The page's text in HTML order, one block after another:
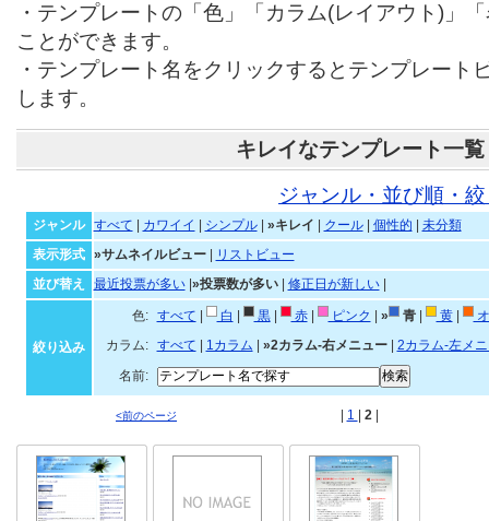
・テンプレートの「色」「カラム(レイアウト)」
ことができます。
・テンプレート名をクリックするとテンプレート
します。
キレイなテンプレート一覧
ジャンル・並び順・
ジャンル すべて カワイイ シンプル| »キレイ クール| 個性的
未分類
表示形式
»サムネイルビュー|
リストビュー
並び替え
最近投票が多い| »投票数が多い| 修正日が新しい|
絞り込み
色: すべて 白 黒| 赤| ピンク » 青| 黄|
カラム:
すべて 1カラム »2カラム-右メニュー| 2カラム-左メ
名前:
<前のページ 1 2